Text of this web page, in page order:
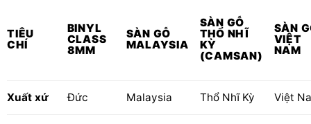
TIÊU
CHÍ
BINYL
CLASS
8MM
SÀN GỖ
MALAYSIA
SÀN GỖ
THỔ NHĨ
KỲ
(CAMSAN)
SÀN
VIỆT
NAM
Xuất xứ Đức Malaysia Thổ Nhĩ Kỳ Việt